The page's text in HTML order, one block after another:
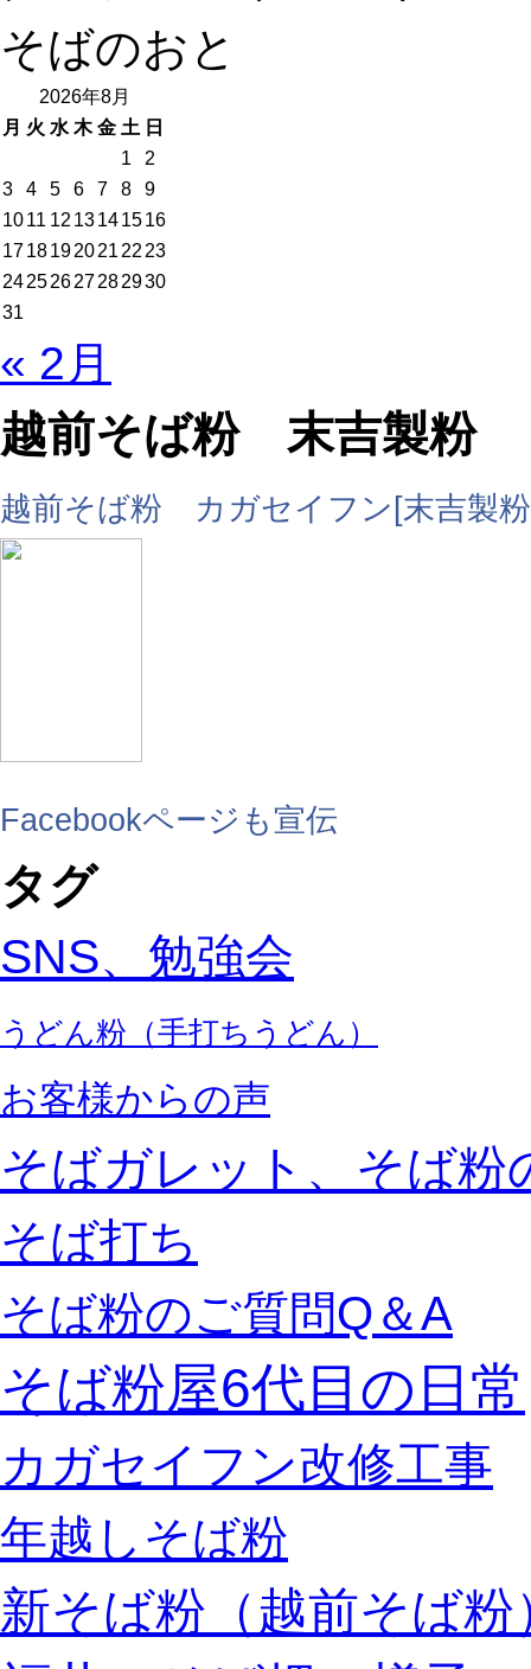
そばのおと
2026年8月
月 火 水 木 金 土 日
1
2
3
4 5 6 7 8
9
1011 12 13141516
1718192021 22 23
24252627282930
31
« 2月
越前そば粉 末吉製粉
越前そば粉 カガセイフン[末吉製
Facebookページも宣伝
タグ
SNS、勉強会
うどん粉（手打ちうどん）
お客様からの声
そばガレット、そば粉
そば打ち
そば粉のご質問Q＆A
そば粉屋6代目の日常
カガセイフン改修工事
年越しそば粉
新そば粉（越前そば粉